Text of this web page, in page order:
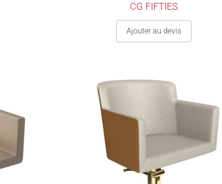
CG FIFTIES
Ajouter au devis